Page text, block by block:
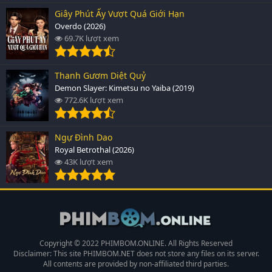
Giây Phút Ấy Vượt Quá Giới Hạn
Overdo (2026)
69.7K lượt xem
Thanh Gươm Diệt Quỷ
Demon Slayer: Kimetsu no Yaiba (2019)
772.6K lượt xem
Ngự Đình Dao
Royal Betrothal (2026)
43K lượt xem
Copyright © 2022 PHIMBOM.ONLINE. All Rights Reserved
Disclaimer: This site PHIMBOM.NETdoes not store any files on its server.
All contents are provided by non-affiliated third parties.